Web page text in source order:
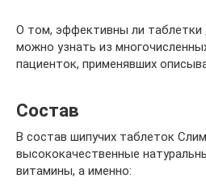
О том, эффективны ли таблетки
можно узнать из
пациенток, применявших
Состав
В состав шипучих таблеток
высококачественные
витамины, а именно: